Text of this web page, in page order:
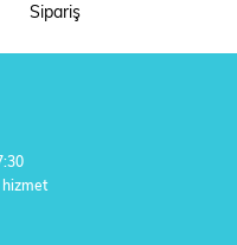
Sipariş
hizmet